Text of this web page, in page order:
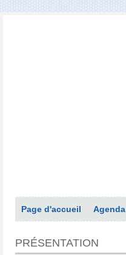
Page d'accueil Agenda
PRÉSENTATION